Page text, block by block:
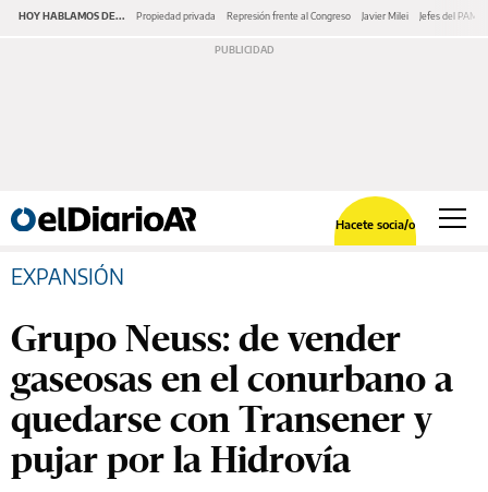
HOY HABLAMOS DE... Propiedad privada Represión frente al Congreso Javier Milei Jefes del PAMI
Hacete socia/o
EXPANSIÓN
Grupo Neuss: de vender
gaseosas en el conurbano a
quedarse con Transener y
pujar por la Hidrovía